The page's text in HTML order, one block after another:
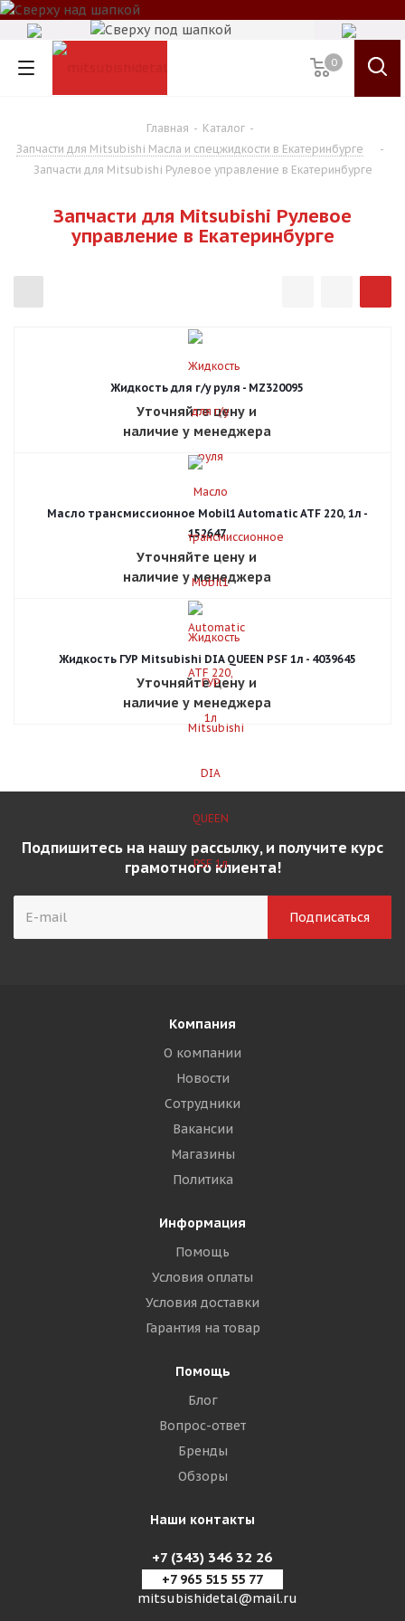
0
Главная - Каталог -
Запчасти для Mitsubishi Масла и спецжидкости в Екатеринбурге
-
Запчасти для Mitsubishi Рулевое управление в Екатеринбурге
Запчасти для Mitsubishi Рулевое
управление в Екатеринбурге
Жидкость для г/у руля - MZ320095
Уточняйте цену и
наличие у менеджера
Масло трансмиссионное Mobil1 Automatic ATF 220, 1л -
152647
Уточняйте цену и
наличие у менеджера
Жидкость ГУР Mitsubishi DIA QUEEN PSF 1л - 4039645
Уточняйте цену и
наличие у менеджера
Подпишитесь на нашу рассылку, и получите курс
грамотного клиента!
Компания
О компании
Новости
Сотрудники
Вакансии
Магазины
Политика
Информация
Помощь
Условия оплаты
Условия доставки
Гарантия на товар
Помощь
Блог
Вопрос-ответ
Бренды
Обзоры
Наши контакты
+7 (343) 346 32 26
+7 965 515 55 77
mitsubishidetal@mail.ru